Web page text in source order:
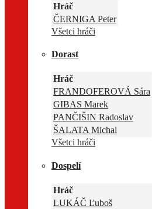
Hráč
ČERNIGA Peter
Všetci hráči
Dorast
Hráč
FRANDOFEROVÁ Sára
GIBAS Marek
PANČIŠIN Radoslav
ŠALATA Michal
Všetci hráči
Dospelí
Hráč
LUKÁČ Ľuboš